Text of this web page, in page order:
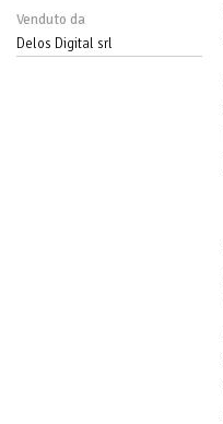
Venduto da
Delos Digital srl